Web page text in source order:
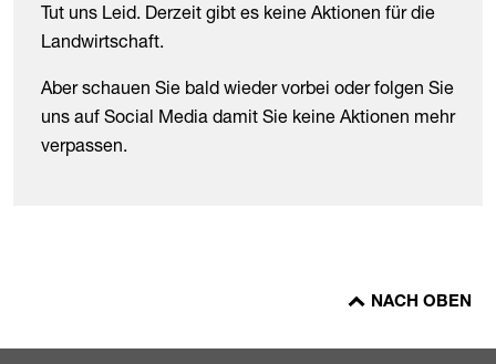
Tut uns Leid. Derzeit gibt es keine Aktionen für die
Landwirtschaft.
Aber schauen Sie bald wieder vorbei oder folgen Sie
uns auf Social Media damit Sie keine Aktionen mehr
verpassen.
NACH OBEN